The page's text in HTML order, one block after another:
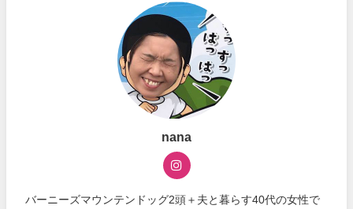
nana
バーニーズマウンテンドッグ2頭＋夫と暮らす40代の女性で